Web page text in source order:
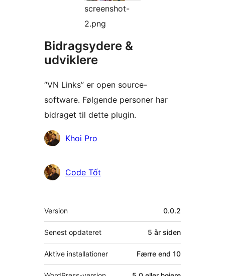
screenshot-
2.png
Bidragsydere &
udviklere
“VN Links” er open source-
software. Følgende personer har
bidraget til dette plugin.
Bidragsydere
Khoi Pro
Code Tốt
Meta
Version 0.0.2
Senest opdateret 5 år siden
Aktive installationer Færre end 10